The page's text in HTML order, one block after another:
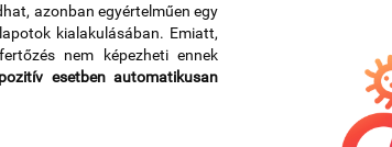
azonban egyértelműen egy
kialakulásában. Emiatt,
nem képezheti ennek
esetben automatikusan